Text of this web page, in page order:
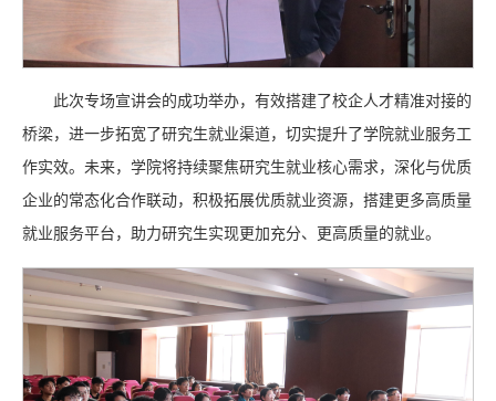
此次专场宣讲会的成功举办，有效搭建了校企人才精准对接的
桥梁，进一步拓宽了研究生就业渠道，切实提升了学院就业服务工
作实效。未来，学院将持续聚焦研究生就业核心需求，深化与优质
企业的常态化合作联动，积极拓展优质就业资源，搭建更多高质量
就业服务平台，助力研究生实现更加充分、更高质量的就业。